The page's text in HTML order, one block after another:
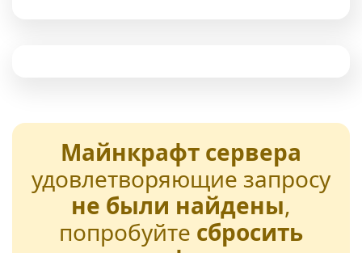
Майнкрафт сервера
удовлетворяющие запросу
не были найдены,
попробуйте сбросить